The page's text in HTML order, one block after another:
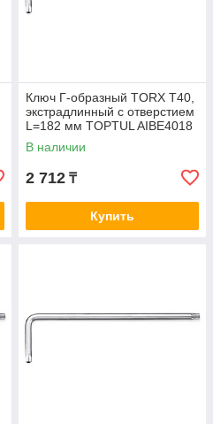
Ключ Г-образный TORX T40,
экстрадлинный с отверстием
L=182 мм TOPTUL AIBE4018
В наличии
2 712 ₸
Купить